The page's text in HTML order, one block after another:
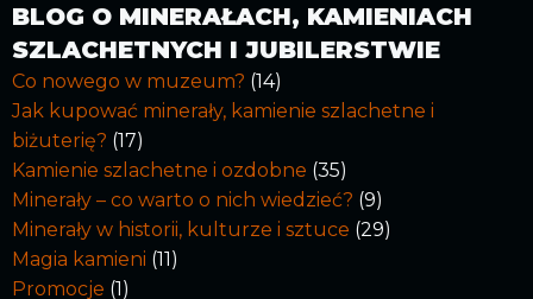
BLOG O MINERAŁACH, KAMIENIACH
SZLACHETNYCH I JUBILERSTWIE
Co nowego w muzeum? (14)
Jak kupować minerały, kamienie szlachetne i
biżuterię? (17)
Kamienie szlachetne i ozdobne (35)
Minerały – co warto o nich wiedzieć? (9)
Minerały w historii, kulturze i sztuce (29)
Magia kamieni (11)
Promocje (1)